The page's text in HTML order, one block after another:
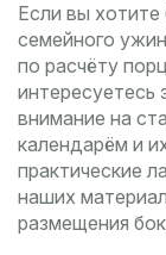
Если вы
семейного
по расчёту
интересуетесь
внимание на
календарём и
практические
наших
размещения